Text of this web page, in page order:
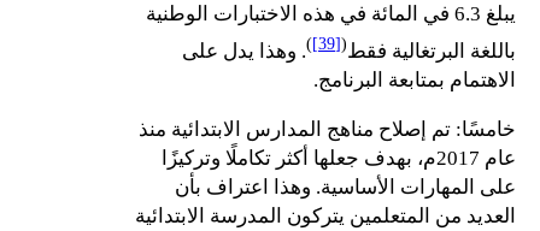
يبلغ 6.3 في المائة في هذه الاختبارات الوطنية
باللغة البرتغالية فقط(
[39]
). وهذا يدل على
الاهتمام بمتابعة البرنامج.
خامسًا: تم إصلاح مناهج المدارس الابتدائية منذ
عام 2017م، بهدف جعلها أكثر تكاملًا وتركيزًا
على المهارات الأساسية. وهذا اعتراف بأن
العديد من المتعلمين يتركون المدرسة الابتدائية